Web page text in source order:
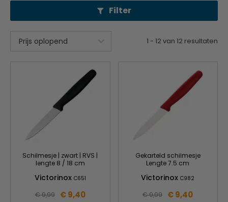
Filter
1 - 12van 12 resultaten
Schilmesje | zwart | RVS |
lengte 8 / 18 cm
Victorinox C651
€ 9,99 € 9,40
Gekarteld schilmesje
Lengte 7.5 cm
VictorinoxC982
€ 9,99 € 9,40